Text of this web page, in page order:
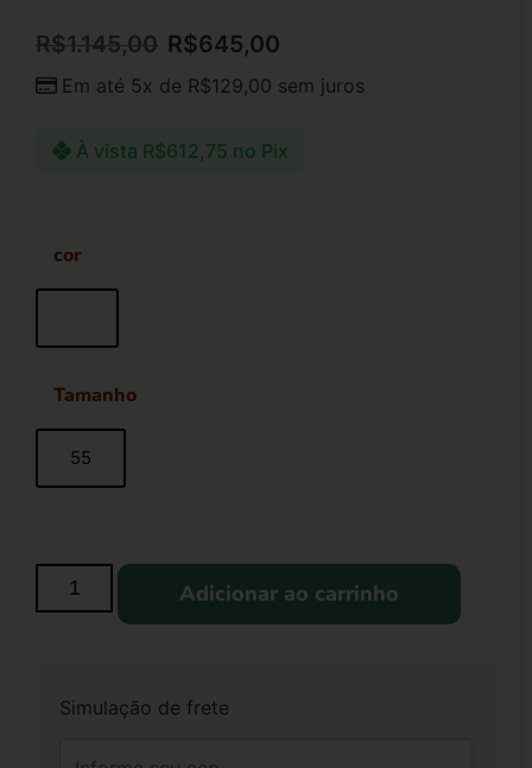
R$1.145,00 R$645,00
Em até 5x de R$129,00 sem juros
À vista R$612,75 no Pix
cor
Tamanho
55
Adicionar ao carrinho
Simulação de frete